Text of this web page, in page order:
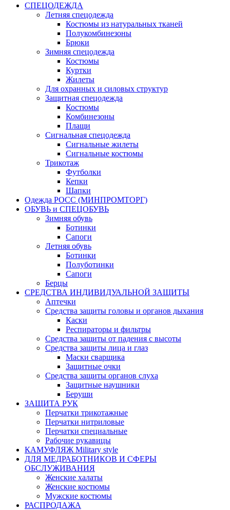
СПЕЦОДЕЖДА
Летняя спецодежда
Костюмы из натуральных тканей
Полукомбинезоны
Брюки
Зимняя спецодежда
Костюмы
Куртки
Жилеты
Для охранных и силовых структур
Защитная спецодежда
Костюмы
Комбинезоны
Плащи
Сигнальная спецодежда
Сигнальные жилеты
Сигнальные костюмы
Трикотаж
Футболки
Кепки
Шапки
Одежда РОСС (МИНПРОМТОРГ)
ОБУВЬ и СПЕЦОБУВЬ
Зимняя обувь
Ботинки
Сапоги
Летняя обувь
Ботинки
Полуботинки
Сапоги
Берцы
СРЕДСТВА ИНДИВИДУАЛЬНОЙ ЗАЩИТЫ
Аптечки
Средства защиты головы и органов дыхания
Каски
Респираторы и фильтры
Средства защиты от падения с высоты
Средства защиты лица и глаз
Маски сварщика
Защитные очки
Средства защиты органов слуха
Защитные наушники
Беруши
ЗАЩИТА РУК
Перчатки трикотажные
Перчатки нитриловые
Перчатки специальные
Рабочие рукавицы
КАМУФЛЯЖ Military style
ДЛЯ МЕДРАБОТНИКОВ И СФЕРЫ
ОБСЛУЖИВАНИЯ
Женские халаты
Женские костюмы
Мужские костюмы
РАСПРОДАЖА